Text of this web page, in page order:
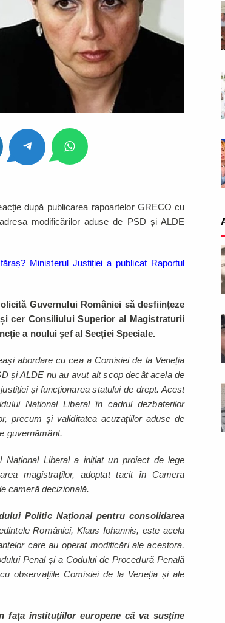
după publicarea rapoartelor GRECO cu
modificărilor aduse de PSD și ALDE
Ministerul Justiției a publicat Raportul
Guvernului României să desființeze
cer Consiliului Superior al Magistraturii
a noului șef al Secției Speciale.
abordare cu cea a Comisiei de la Veneția
și ALDE nu au avut alt scop decât acela de
și funcționarea statului de drept. Acest
Național Liberal în cadrul dezbaterilor
precum și validitatea acuzațiilor aduse de
guvernământ.
Liberal a inițiat un proiect de lege
magistraților, adoptat tacit în Camera
cameră decizională.
Politic Național pentru consolidarea
României, Klaus Iohannis, este acela
care au operat modificări ale acestora,
Penal și a Codului de Procedură Penală
observațiile Comisiei de la Veneția și ale
fața instituțiilor europene că va susține